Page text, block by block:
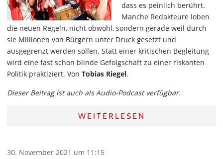
dass es peinlich berührt.
Manche Redakteure loben
die neuen Regeln, nicht obwohl, sondern gerade weil durch
sie Millionen von Bürgern unter Druck gesetzt und
ausgegrenzt werden sollen. Statt einer kritischen Begleitung
wird eine fast schon blinde Gefolgschaft zu einer riskanten
Politik praktiziert. Von Tobias Riegel.
Dieser Beitrag ist auch als Audio-Podcast verfügbar.
WEITERLESEN
30. November 2021 um 11:15